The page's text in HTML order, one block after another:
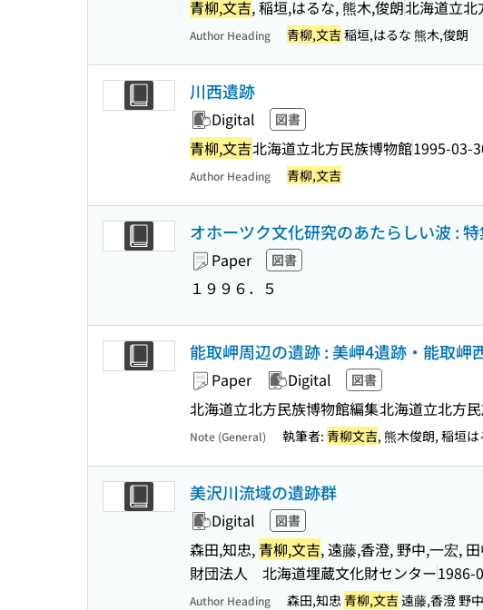
青柳,文吉, 稲垣,はるな, 熊木,俊朗北海道立北
Author Heading 青柳,文吉 稲垣,はるな 熊木,俊朗
川西遺跡
Digital 図書
青柳,文吉北海道立北方民族博物館1995-03-
Author Heading 青柳,文吉
オホーツク文化研究のあたらしい波 : 特
Paper 図書
１９９６．５
能取岬周辺の遺跡 : 美岬4遺跡・能取岬
Paper Digital 図書
北海道立北方民族博物館編集北海道立北方
Note (General) 執筆者: 青柳文吉, 熊木俊朗, 稲垣
美沢川流域の遺跡群
Digital 図書
森田,知忠, 青柳,文吉, 遠藤,香澄, 野中,一宏,
財団法人 北海道埋蔵文化財センター1986-
Author Heading 森田,知忠青柳,文吉 遠藤,香澄 野